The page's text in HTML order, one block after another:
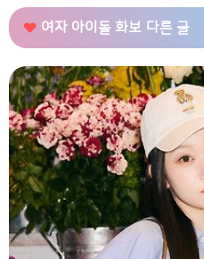
여자 아이돌 화보 다른 글